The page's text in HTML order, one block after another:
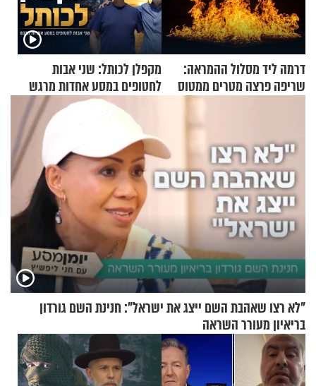
דרמה ליד מסלול ההמראה:
שריפה פרצה מטרים ממטוס
מקפלן לכותל: שני אבות
לחטופים במסע אחדות מרגש
"לא רצו שאהבת השם ייצג את ישראל": חנינת השם גורדון
בריאיון מעורר השראה